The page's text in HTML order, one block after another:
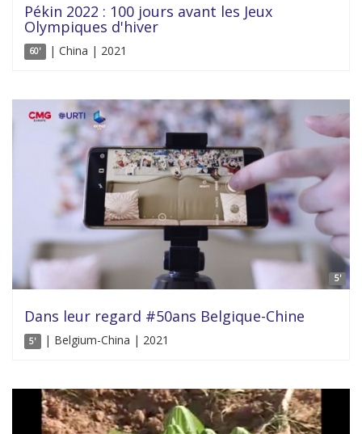
Pékin 2022 : 100 jours avant les Jeux
Olympiques d'hiver
60' | China | 2021
5'
Dans leur regard #50ans Belgique-Chine
5' | Belgium-China | 2021